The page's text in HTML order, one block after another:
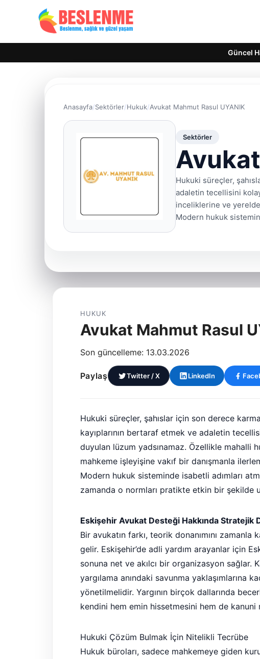
Güncel
Anasayfa Sektörler Hukuk Avukat Mahmut Rasul UYANIK
Sektörler
Hukuki süreçler,
adaletin tecellisini
inceliklerine ve
Modern hukuk
HUKUK
Avukat Mahmut Rasul
Son güncelleme: 13.03.2026
Paylaş Twitter / X LinkedIn
Hukuki süreçler, şahıslar için son derece
kayıplarının bertaraf etmek ve adaletin
duyulan lüzum yadsınamaz. Özellikle mahalli
mahkeme işleyişine vakıf bir danışmanla
Modern hukuk sisteminde isabetli adımları
zamanda o normları pratikte etkin bir şekilde
Eskişehir Avukat Desteği Hakkında Stratejik
Bir avukatın farkı, teorik donanımını
gelir. Eskişehir’de adli yardım arayanlar için
sonuna net ve akılcı bir organizasyon sağlar.
yargılama anındaki savunma
yönetilmelidir. Yargının birçok dallarında
kendini hem emin hissetmesini hem de
Hukuki Çözüm Bulmak İçin Nitelikli Tecrübe
Hukuk büroları, sadece mahkemeye giden